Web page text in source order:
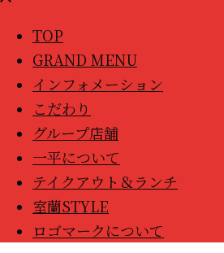
TOP
GRAND MENU
インフォメーション
こだわり
グループ店舗
一平について
テイクアウト＆ランチ
室蘭STYLE
ロゴマークについて